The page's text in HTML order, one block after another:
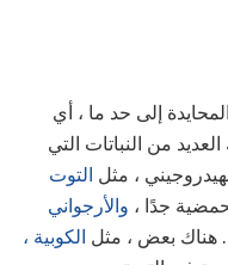
إلى حد ما ، أي
، هناك العديد من النباتات التي
، مثل التوت
جدًا ، والأرجواني
هناك بعض ، مثل الكوبية ،